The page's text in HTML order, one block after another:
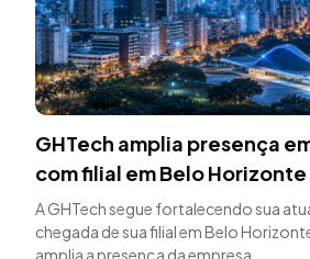
GHTech amplia presença
com filial em Belo Horizonte
A GHTech segue fortalecendo sua
chegada de sua filial em Belo
amplia a presença da empresa